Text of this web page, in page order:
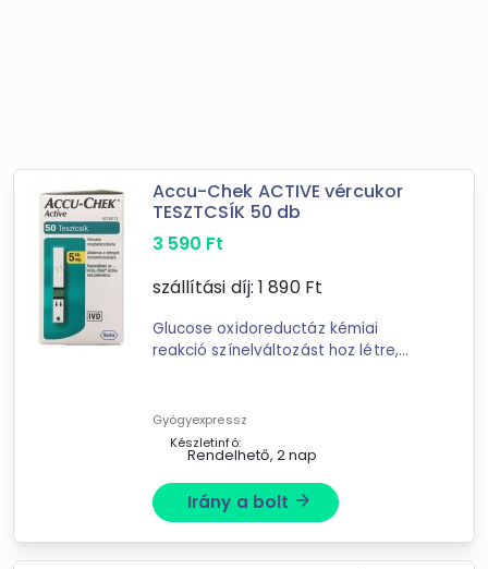
Accu-Chek ACTIVE vércukor
TESZTCSÍK 50 db
3 590 Ft
szállítási díj: 1 890Ft
Glucose oxidoreductáz kémiai
reakció színelváltozást hoz létre,
Gyógyexpressz
Készletinfó:
Rendelhető, 2 nap
Irány a bolt arrow_forward